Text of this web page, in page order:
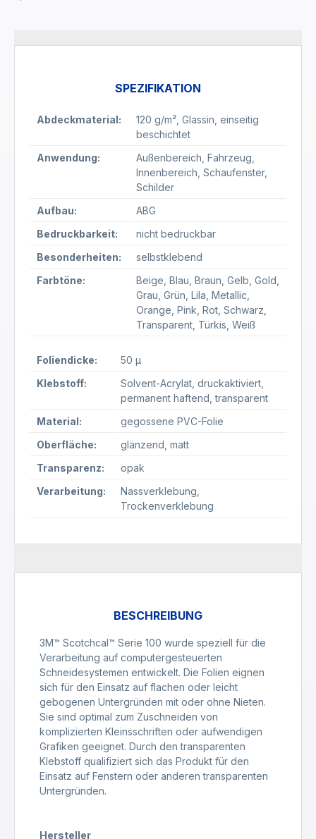
SPEZIFIKATION
Abdeckmaterial: 120 g/m² , Glassin , einseitig
beschichtet
Anwendung:
Außenbereich , Fahrzeug
Innenbereich , Schaufenster,
Schilder
Aufbau:
ABG
Bedruckbarkeit:
nicht bedruckbar
Besonderheiten:
selbstklebend
Farbtöne:
Beige , Blau , Braun , Gelb , Gold
Grau , Grün , Lila , Metallic
Orange , Pink , Rot , Schwarz
Transparent , Türkis , Weiß
Foliendicke:
50 µ
Klebstoff:
Solvent-Acrylat , druckaktiviert
permanent haftend , transparent
Material:
gegossene PVC-Folie
Oberfläche:
glänzend , matt
Transparenz:
opak
Verarbeitung:
Nassverklebung
Trockenverklebung
BESCHREIBUNG
3M™ Scotchcal™ Serie 100 wurde speziell für die
Verarbeitung auf computergesteuerten
Schneidesystemen entwickelt. Die Folien eignen
sich für den Einsatz auf flachen oder leicht
gebogenen Untergründen mit oder ohne Nieten.
Sie sind optimal zum Zuschneiden von
komplizierten Kleinsschriften oder aufwendigen
Grafiken geeignet. Durch den transparenten
Klebstoff qualifiziert sich das Produkt für den
Einsatz auf Fenstern oder anderen transparenten
Untergründen.
Hersteller